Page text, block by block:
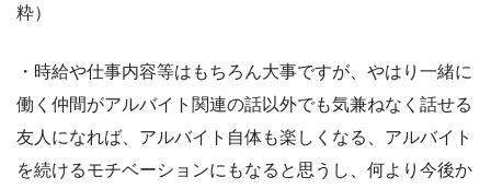
粋）
・時給や仕事内容等はもちろん大事ですが、やはり一緒に
働く仲間がアルバイト関連の話以外でも気兼ねなく話せる
友人になれば、アルバイト自体も楽しくなる、アルバイト
を続けるモチベーションにもなると思うし、何より今後か